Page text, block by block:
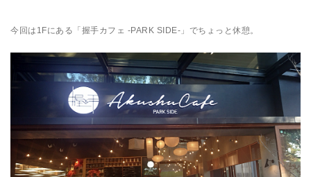
今回は1Fにある「握手カフェ -PARK SIDE-」でちょっと休憩。